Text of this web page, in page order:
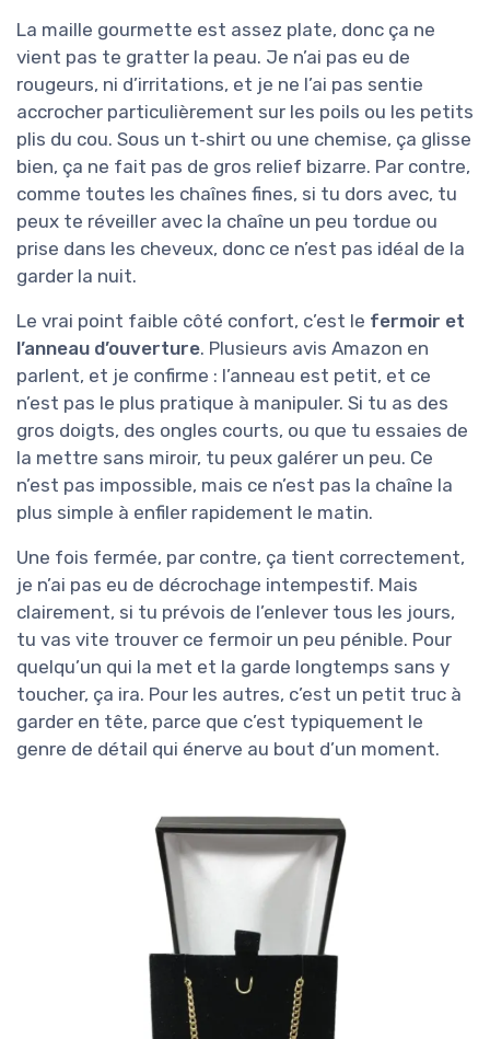
La maille gourmette est assez plate, donc ça ne
vient pas te gratter la peau. Je n’ai pas eu de
rougeurs, ni d’irritations, et je ne l’ai pas sentie
accrocher particulièrement sur les poils ou les petits
plis du cou. Sous un t‑shirt ou une chemise, ça glisse
bien, ça ne fait pas de gros relief bizarre. Par contre,
comme toutes les chaînes fines, si tu dors avec, tu
peux te réveiller avec la chaîne un peu tordue ou
prise dans les cheveux, donc ce n’est pas idéal de la
garder la nuit.
Le vrai point faible côté confort, c’est le fermoir et
l’anneau d’ouverture. Plusieurs avis Amazon en
parlent, et je confirme : l’anneau est petit, et ce
n’est pas le plus pratique à manipuler. Si tu as des
gros doigts, des ongles courts, ou que tu essaies de
la mettre sans miroir, tu peux galérer un peu. Ce
n’est pas impossible, mais ce n’est pas la chaîne la
plus simple à enfiler rapidement le matin.
Une fois fermée, par contre, ça tient correctement,
je n’ai pas eu de décrochage intempestif. Mais
clairement, si tu prévois de l’enlever tous les jours,
tu vas vite trouver ce fermoir un peu pénible. Pour
quelqu’un qui la met et la garde longtemps sans y
toucher, ça ira. Pour les autres, c’est un petit truc à
garder en tête, parce que c’est typiquement le
genre de détail qui énerve au bout d’un moment.